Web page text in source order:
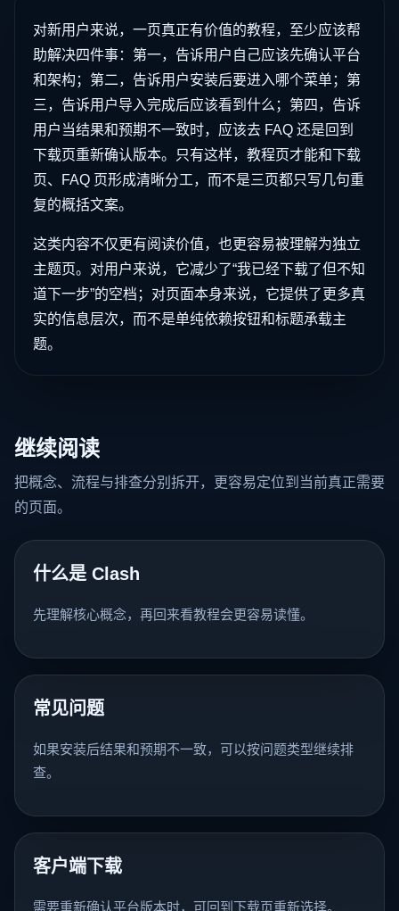
对新用户来说，一页真正有价值的教程，至少应该帮
助解决四件事：第一，告诉用户自己应该先确认平台
和架构；第二，告诉用户安装后要进入哪个菜单；第
三，告诉用户导入完成后应该看到什么；第四，告诉
用户当结果和预期不一致时，应该去 FAQ 还是回到
下载页重新确认版本。只有这样，教程页才能和下载
页、FAQ 页形成清晰分工，而不是三页都只写几句重
复的概括文案。
这类内容不仅更有阅读价值，也更容易被理解为独立
主题页。对用户来说，它减少了“我已经下载了但不知
道下一步”的空档；对页面本身来说，它提供了更多真
实的信息层次，而不是单纯依赖按钮和标题承载主
题。
继续阅读
把概念、流程与排查分别拆开，更容易定位到当前真正需要
的页面。
什么是 Clash
先理解核心概念，再回来看教程会更容易读懂。
常见问题
如果安装后结果和预期不一致，可以按问题类型继续排
查。
客户端下载
需要重新确认平台版本时，可回到下载页重新选择。